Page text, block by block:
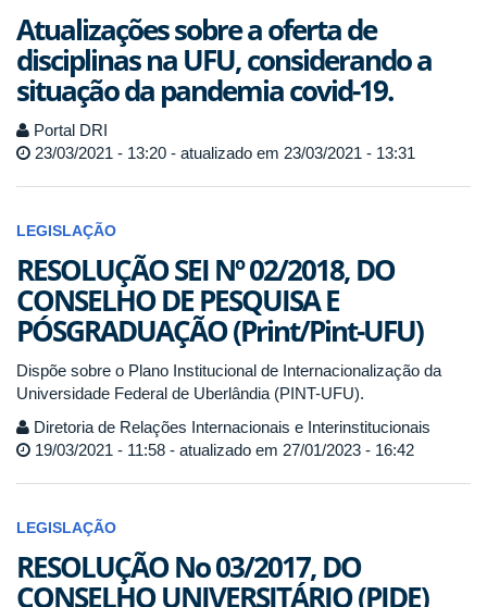
Atualizações sobre a oferta de
disciplinas na UFU, considerando a
situação da pandemia covid-19.
Portal DRI
23/03/2021 - 13:20 - atualizado em 23/03/2021 - 13:31
LEGISLAÇÃO
RESOLUÇÃO SEI Nº 02/2018, DO
CONSELHO DE PESQUISA E
PÓSGRADUAÇÃO (Print/Pint-UFU)
Dispõe sobre o Plano Institucional de Internacionalização da
Universidade Federal de Uberlândia (PINT-UFU).
Diretoria de Relações Internacionais e Interinstitucionais
19/03/2021 - 11:58 - atualizado em 27/01/2023 - 16:42
LEGISLAÇÃO
RESOLUÇÃO No 03/2017, DO
CONSELHO UNIVERSITÁRIO (PIDE)